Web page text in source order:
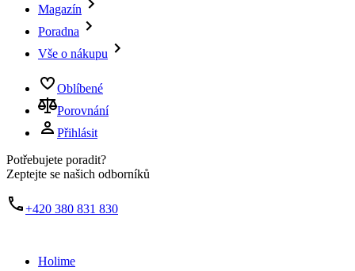
Magazín
Poradna
Vše o nákupu
Oblíbené
Porovnání
Přihlásit
Potřebujete poradit?
Zeptejte se našich odborníků
+420 380 831 830
Holime